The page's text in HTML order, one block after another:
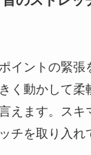
イントの緊張
く動かして柔
えます。スキ
チを取り入れ